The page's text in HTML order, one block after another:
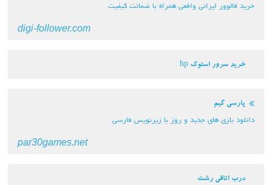
خرید فالوور ایرانی وافعی همراه با ضمانت کیفیت
digi-follower.com
خرید سرور استوک hp
پارسی گیم
دانلود بازی های جدید و روز با زیرنویس فارسی
par30games.net
درب اتاقی رشت